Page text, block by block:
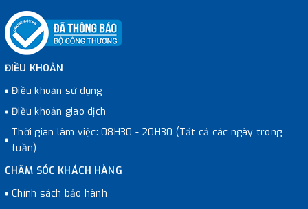
ĐIỀU KHOẢN
Điều khoản sử dụng
Điều khoản giao dịch
Thời gian làm việc: 08H30 - 20H30 (Tất cả các ngày trong
tuần)
CHĂM SÓC KHÁCH HÀNG
Chính sách bảo hành